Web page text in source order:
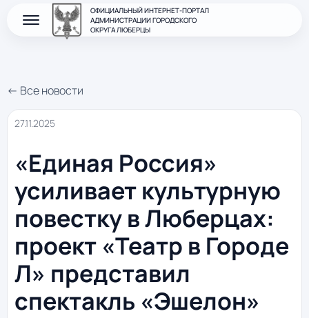
ОФИЦИАЛЬНЫЙ ИНТЕРНЕТ-ПОРТАЛ
АДМИНИСТРАЦИИ ГОРОДСКОГО
ОКРУГА ЛЮБЕРЦЫ
← Все новости
27.11.2025
«Единая Россия»
усиливает культурную
повестку в Люберцах:
проект «Театр в Городе
Л» представил
спектакль «Эшелон»